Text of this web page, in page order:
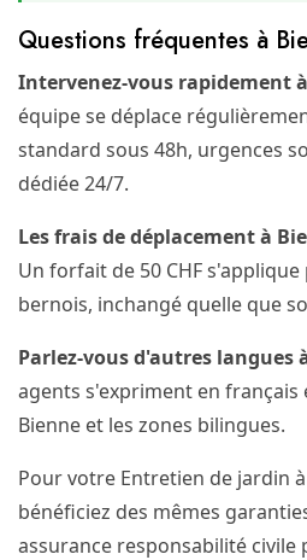
Questions fréquentes à
Intervenez-vous rapidement
équipe se déplace
standard sous 48h, urgences
dédiée 24/7.
Les frais de déplacement à
Un forfait de 50 CHF
bernois, inchangé quelle que
Parlez-vous d'autres langues
agents s'expriment en
Bienne et les zones bilingues.
Pour votre Entretien de jardin
bénéficiez des mêmes
assurance responsabilité civile